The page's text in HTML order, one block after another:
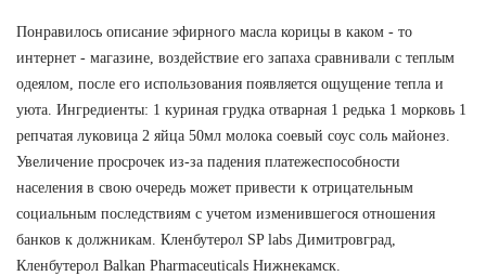
Понравилось описание эфирного масла корицы в каком - то
интернет - магазине, воздействие его запаха сравнивали с теплым
одеялом, после его использования появляется ощущение тепла и
уюта. Ингредиенты: 1 куриная грудка отварная 1 редька 1 морковь 1
репчатая луковица 2 яйца 50мл молока соевый соус соль майонез.
Увеличение просрочек из-за падения платежеспособности
населения в свою очередь может привести к отрицательным
социальным последствиям с учетом изменившегося отношения
банков к должникам. Кленбутерол SP labs Димитровград,
Кленбутерол Balkan Pharmaceuticals Нижнекамск.